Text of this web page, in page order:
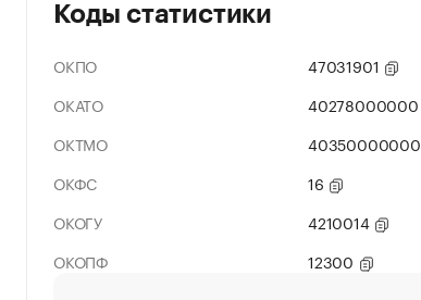
Коды статистики
ОКПО
47031901
ОКАТО
40278000000
ОКТМО
40350000000
ОКФС
16
ОКОГУ
4210014
ОКОПФ
12300